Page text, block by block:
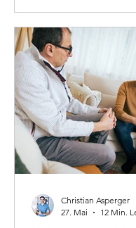
Christian Asperger
27. Mai
12 Min.